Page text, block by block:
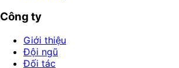
Công ty
Giới thiệu
Đội ngũ
Đối tác